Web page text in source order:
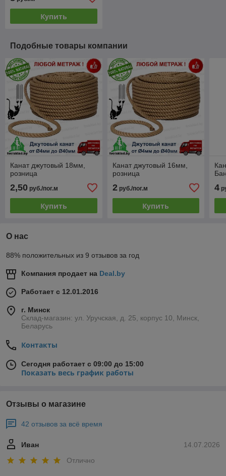
Купить
Подобные товары компании
Канат джутовый 18мм,
розница
2,50 руб./пог.м
Купить
Канат джутовый 16мм,
розница
2руб./пог.м
Купить
4
О нас
88% положительных из 9 отзывов за год
Компания продает на Deal.by
Работает с 12.01.2016
г. Минск
Склад-магазин: ул. Уручская, д. 25, корпус 10, Минск,
Беларусь
Контакты
Сегодня работает с 09:00 до 15:00
Показать весь график работы
Отзывы о магазине
42 отзывов за всё время
14.07.2026
Иван
Отлично